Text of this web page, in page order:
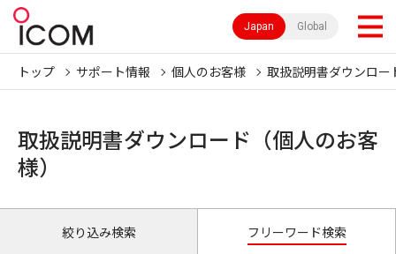
Japan Global
トップ サポート情報 個人のお客様 取扱説明書ダウンロー
取扱説明書ダウンロード（個人のお客
様）
絞り込み検索 フリーワード検索